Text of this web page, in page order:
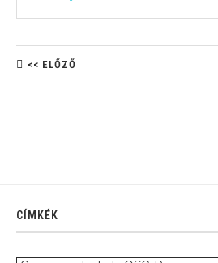
<< ELŐZŐ
CÍMKÉK